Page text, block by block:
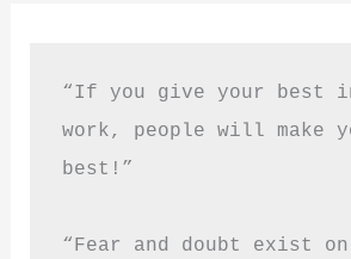
“If you give your best
work, people will make
best!”
“Fear and doubt exist